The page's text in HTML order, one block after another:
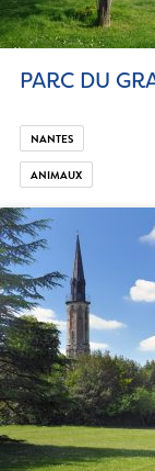
PARC DU
NANTES
ANIMAUX